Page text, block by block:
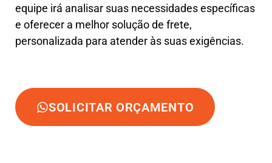
equipe irá analisar suas necessidades específicas
e oferecer a melhor solução de frete,
personalizada para atender às suas exigências.
SOLICITAR ORÇAMENTO